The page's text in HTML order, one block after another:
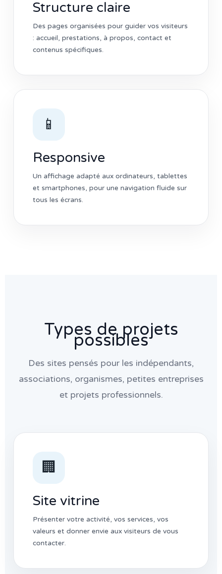
Structure claire
Des pages organisées pour guider vos visiteurs
: accueil, prestations, à propos, contact et
contenus spécifiques.
📱
Responsive
Un affichage adapté aux ordinateurs, tablettes
et smartphones, pour une navigation fluide sur
tous les écrans.
Types de projets
possibles
Des sites pensés pour les indépendants,
associations, organismes, petites entreprises
et projets professionnels.
🏢
Site vitrine
Présenter votre activité, vos services, vos
valeurs et donner envie aux visiteurs de vous
contacter.